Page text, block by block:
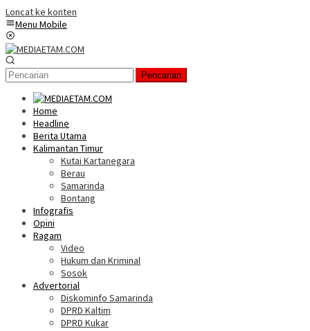
Loncat ke konten
Menu Mobile
Pencarian
Home
Headline
Berita Utama
Kalimantan Timur
Kutai Kartanegara
Berau
Samarinda
Bontang
Infografis
Opini
Ragam
Video
Hukum dan Kriminal
Sosok
Advertorial
Diskominfo Samarinda
DPRD Kaltim
DPRD Kukar